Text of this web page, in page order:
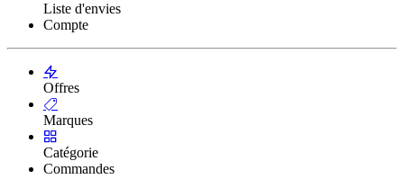
Liste d'envies
Compte
Offres
Marques
Catégorie
Commandes